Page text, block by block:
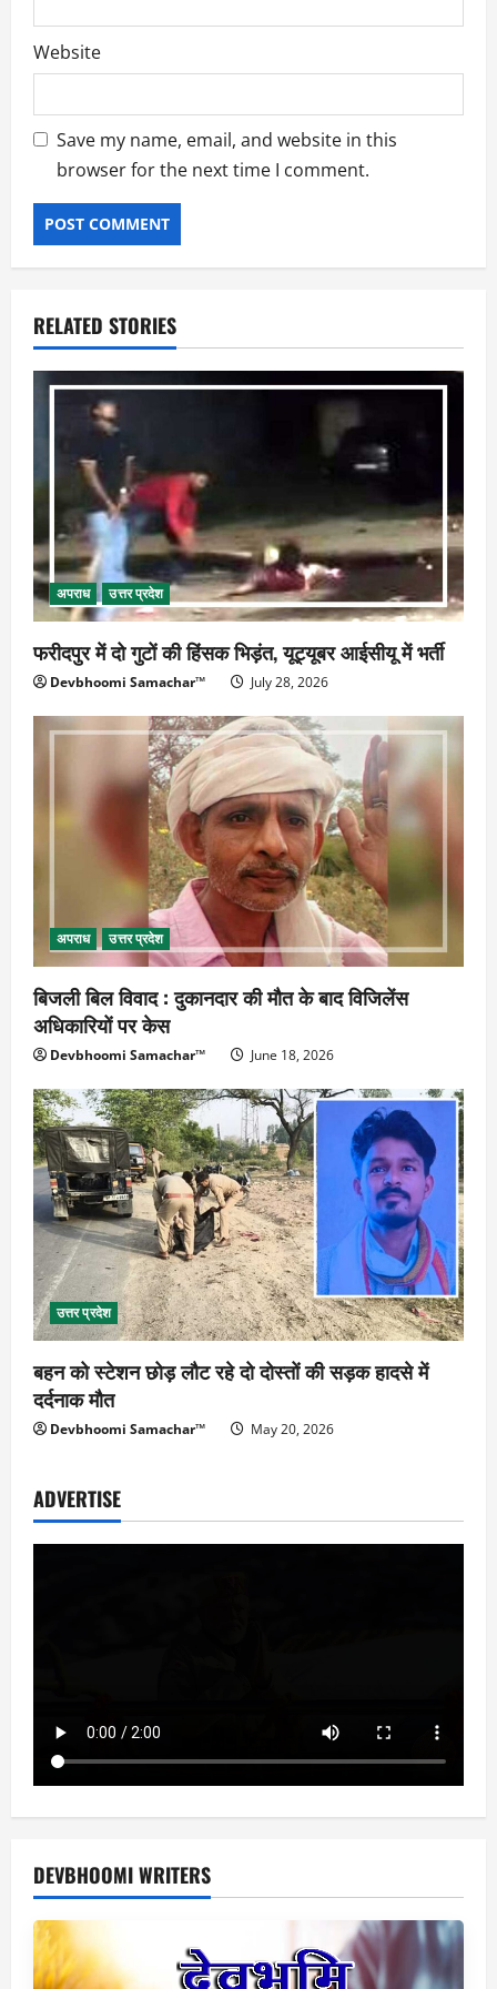
Website
Save my name, email, and website in this
browser for the next time I comment.
RELATED STORIES
अपराध उत्तर प्रदेश
फरीदपुर में दो गुटों की हिंसक भिड़ंत, यूट्यूबर आईसीयू में भर्ती
Devbhoomi Samachar™ July 28, 2026
अपराध उत्तर प्रदेश
बिजली बिल विवाद : दुकानदार की मौत के बाद विजिलेंस
अधिकारियों पर केस
Devbhoomi Samachar™ June 18, 2026
उत्तर प्रदेश
बहन को स्टेशन छोड़ लौट रहे दो दोस्तों की सड़क हादसे में
दर्दनाक मौत
Devbhoomi Samachar™ May 20, 2026
ADVERTISE
DEVBHOOMI WRITERS